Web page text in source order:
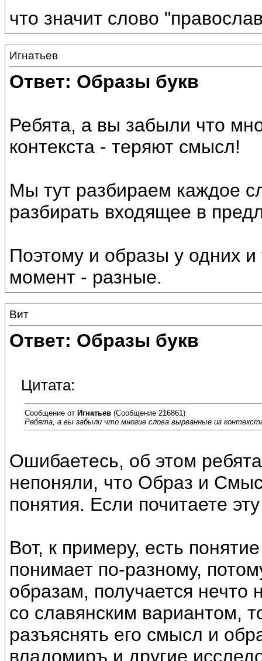
что значит слово
Игнатьев
Ответ: Образы букв
Ребята, а вы забыли что
контекста - теряют смысл!
Мы тут разбираем каждое
разбирать входящее в
Поэтому и образы у одних
момент - разные.
Вит
Ответ: Образы букв
Цитата:
Сообщение от Игнатьев (Сообщение 216861)
Ребята, а вы забыли что многие слова вырванные из
Ошибаетесь, об этом
непоняли, что Образ и
понятия. Если почитаете
Вот, к примеру, есть
понимает по-разному,
образам, получается нечто
со славянским вариантом,
разъяснять его смысл и
владомиръ и другие